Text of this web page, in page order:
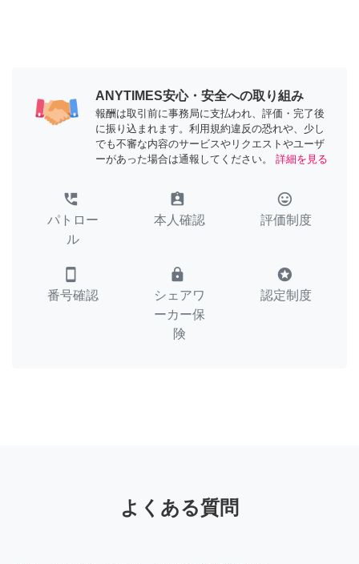
ANYTIMES安心・安全への取り組み
報酬は取引前に事務局に支払われ、評価・完了後
に振り込まれます。利用規約違反の恐れや、少し
でも不審な内容のサービスやリクエストやユーザ
ーがあった場合は通報してください。
詳細を見る
perm_phone_msg
パトロー
ル
assignment_ind
本人確認
tag_faces
評価制度
smartphone
番号確認
lock
シェアワ
ーカー保
険
stars
認定制度
よくある質問